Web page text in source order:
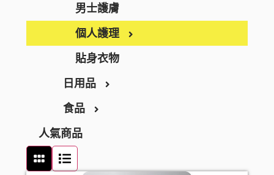
HITS DIFFERENT
BEAUSTER
INJESK
SKIO
皮膚護理
急救護理
防疫口罩
隱形眼鏡護理
消毒清潔
男士護膚
個人護理
身體護理
沐浴產品
潤膚產品
止汗香體
手部護理
足部護理
頭髮護理
貼身衣物
日用品
家居用品
家居清潔
食品
零食及甜點
人氣商品